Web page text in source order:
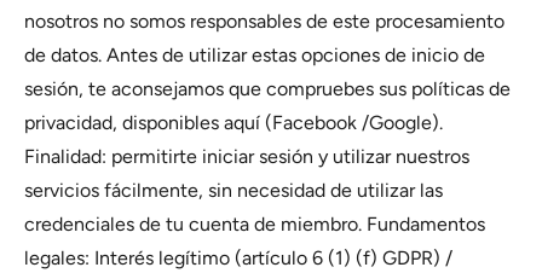
nosotros no somos responsables de este procesamiento
de datos. Antes de utilizar estas opciones de inicio de
sesión, te aconsejamos que compruebes sus políticas de
privacidad, disponibles aquí (Facebook /Google).
Finalidad: permitirte iniciar sesión y utilizar nuestros
servicios fácilmente, sin necesidad de utilizar las
credenciales de tu cuenta de miembro. Fundamentos
legales: Interés legítimo (artículo 6 (1) (f) GDPR) /